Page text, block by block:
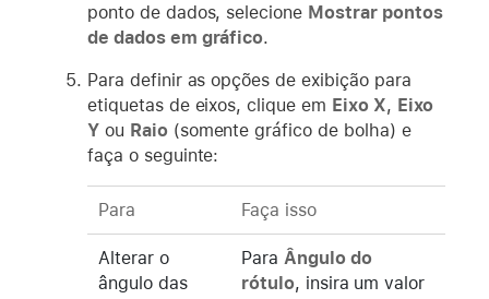
ponto de dados, selecione Mostrar pontos
de dados em gráfico.
Para definir as opções de exibição para
etiquetas de eixos, clique em Eixo X, Eixo
You Raio(somente gráfico de bolha) e
faça o seguinte:
Para Faça isso
Alterar o
ângulo das
Para Ângulo do
rótulo, insira um valor